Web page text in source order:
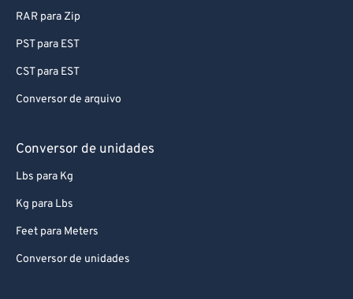
RAR para Zip
PST para EST
CST para EST
Conversor de arquivo
Conversor de unidades
Lbs para Kg
Kg para Lbs
Feet para Meters
Conversor de unidades